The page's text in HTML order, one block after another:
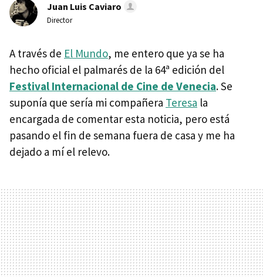
Juan Luis Caviaro
Director
A través de El Mundo, me entero que ya se ha
hecho oficial el palmarés de la 64ª edición del
Festival Internacional de Cine de Venecia. Se
suponía que sería mi compañera Teresa la
encargada de comentar esta noticia, pero está
pasando el fin de semana fuera de casa y me ha
dejado a mí el relevo.